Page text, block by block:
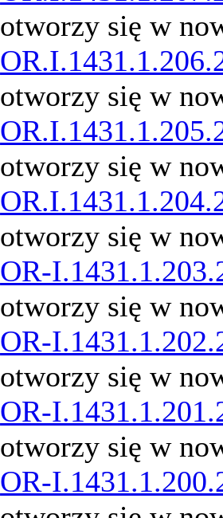
otworzy się w
otworzy się w
otworzy się w
otworzy się w
OR-
otworzy się w
OR-
otworzy się w
OR-
otworzy się w
OR-